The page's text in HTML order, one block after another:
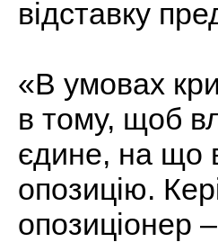
відставку
«В умовах
в тому, щоб
єдине, на що
опозицію.
опозиціонер